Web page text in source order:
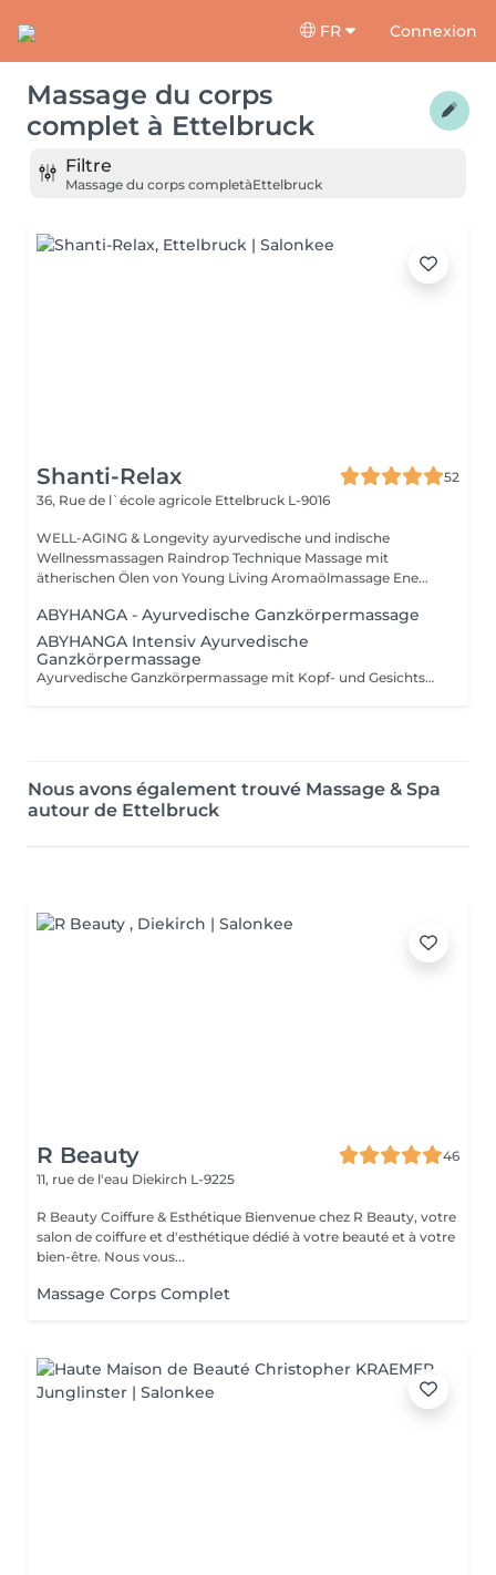
FR Connexion
Massage du corps
complet à Ettelbruck
Filtre
Massage du corps completàEttelbruck
Shanti-Relax
52
36, Rue de l`école agricole Ettelbruck L-9016
WELL-AGING & Longevity ayurvedische und indische
Wellnessmassagen Raindrop Technique Massage mit
ätherischen Ölen von Young Living Aromaölmassage Ene...
ABYHANGA - Ayurvedische Ganzkörpermassage
ABYHANGA Intensiv Ayurvedische
Ganzkörpermassage
Ayurvedische Ganzkörpermassage mit Kopf- und Gesichtsmassage, entspannendem Fussbad : Die « Königin » der Massagen
Nous avons également trouvé Massage & Spa
autour de Ettelbruck
R Beauty
46
11, rue de l'eau Diekirch L-9225
R Beauty Coiffure & Esthétique Bienvenue chez R Beauty, votre
salon de coiffure et d'esthétique dédié à votre beauté et à votre
bien-être. Nous vous...
Massage Corps Complet